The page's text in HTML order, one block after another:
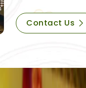
Contact Us